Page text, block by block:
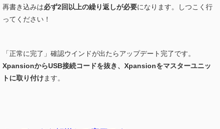
再書き込みは必ず2回以上の繰り返しが必要になります。しつこく行
ってください！
「正常に完了」確認ウインドが出たらアップデート完了です。
XpansionからUSB接続コードを抜き、Xpansionをマスターユニッ
トに取り付けます。